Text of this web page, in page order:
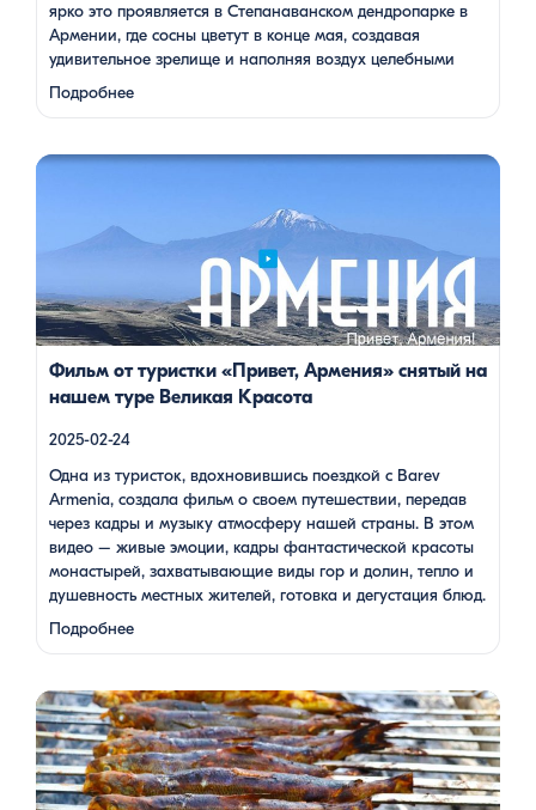
ярко это проявляется в Степанаванском дендропарке в
Армении, где сосны цветут в конце мая, создавая
удивительное зрелище и наполняя воздух целебными
веществами.
Лорийской области Степанаванский дендропарк, также
Подробнее
Одна из туристок, вдохновившись поездкой с Barev Armenia,
музыку атмосферу нашей страны. В этом видео – живые
эмоции, кадры фантастической красоты монастырей,
захватывающие виды гор и долин, тепло и душевность
местных жителей, готовка и дегустация блюд. Путешествие
под завораживающие мелодии дудука Дживана Гаспаряна
стало настоящим погружением […]
Фильм от туристки «Привет, Армения» снятый на
нашем туре Великая Красота
2025-02-24
Одна из туристок, вдохновившись поездкой с Barev
Armenia, создала фильм о своем путешествии, передав
через кадры и музыку атмосферу нашей страны. В этом
видео – живые эмоции, кадры фантастической красоты
монастырей, захватывающие виды гор и долин, тепло и
душевность местных жителей, готовка и дегустация блюд.
Путешествие под завораживающие мелодии дудука
Дживана Гаспаряна стало настоящим погружением …
Подробнее
Многие гости Армении, приезжая в страну, обязательно
включают в свою программу поездку на Севан. Этот
маршрут — один из самых популярных: свежий горный
воздух, величественные пейзажи, древние храмы и, конечно
же, местная кухня. На Севане можно посетить Севанаванк